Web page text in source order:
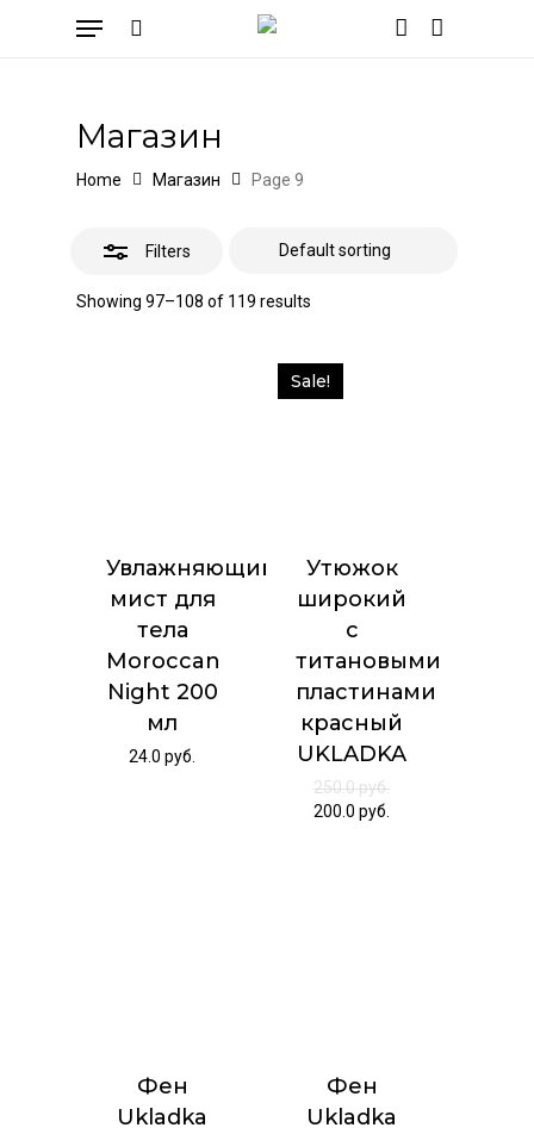
Menu
Магазин
Home Магазин Page 9
Filters
Showing 97–108 of 119 results
Увлажняющий
мист для
тела
Moroccan
Night 200
мл
24.0руб.
Sale!
Утюжок
широкий
с
титановыми
пластинами
красный
UKLADKA
250.0руб.
200.0руб.
Фен
Ukladka
Фен
Ukladka